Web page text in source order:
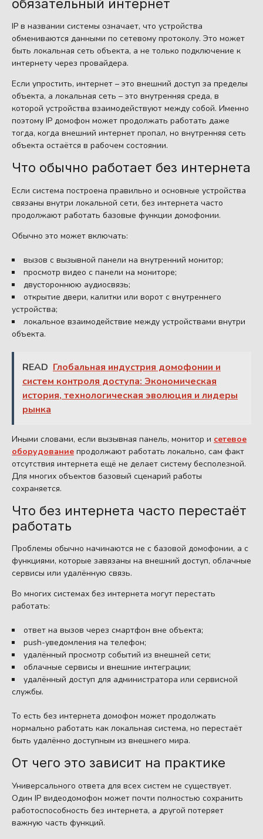
обязательный интернет
IP в названии системы означает, что устройства
обмениваются данными по сетевому протоколу. Это может
быть локальная сеть объекта, а не только подключение к
интернету через провайдера.
Если упростить, интернет – это внешний доступ за пределы
объекта, а локальная сеть – это внутренняя среда, в
которой устройства взаимодействуют между собой. Именно
поэтому IP домофон может продолжать работать даже
тогда, когда внешний интернет пропал, но внутренняя сеть
объекта остаётся в рабочем состоянии.
Что обычно работает без интернета
Если система построена правильно и основные устройства
связаны внутри локальной сети, без интернета часто
продолжают работать базовые функции домофонии.
Обычно это может включать:
вызов с вызывной панели на внутренний монитор;
просмотр видео с панели на мониторе;
двустороннюю аудиосвязь;
открытие двери, калитки или ворот с внутреннего
устройства;
локальное взаимодействие между устройствами внутри
объекта.
READ Глобальная индустрия домофонии и
систем контроля доступа: Экономическая
история, технологическая эволюция и лидеры
рынка
Иными словами, если вызывная панель, монитор и сетевое
оборудование продолжают работать локально, сам факт
отсутствия интернета ещё не делает систему бесполезной.
Для многих объектов базовый сценарий работы
сохраняется.
Что без интернета часто перестаёт
работать
Проблемы обычно начинаются не с базовой домофонии, а с
функциями, которые завязаны на внешний доступ, облачные
сервисы или удалённую связь.
Во многих системах без интернета могут перестать
работать:
ответ на вызов через смартфон вне объекта;
push-уведомления на телефон;
удалённый просмотр событий из внешней сети;
облачные сервисы и внешние интеграции;
удалённый доступ для администратора или сервисной
службы.
То есть без интернета домофон может продолжать
нормально работать как локальная система, но перестаёт
быть удалённо доступным из внешнего мира.
От чего это зависит на практике
Универсального ответа для всех систем не существует.
Один IP видеодомофон может почти полностью сохранить
работоспособность без интернета, а другой потеряет
важную часть функций.